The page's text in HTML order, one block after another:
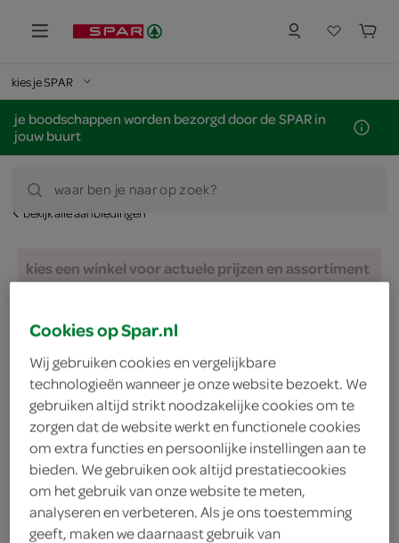
kies je SPAR
je boodschappen worden bezorgd door de SPAR in
jouw buurt
waar ben je naar op zoek?
bekijk alle aanbiedingen
kies een winkel voor actuele prijzen en assortiment
2 stuks 50% korting
Cookies op Spar.nl
Wij gebruiken cookies en vergelijkbare
technologieën wanneer je onze website bezoekt. We
gebruiken altijd strikt noodzakelijke cookies om te
zorgen dat de website werkt en functionele cookies
om extra functies en persoonlijke instellingen aan te
bieden. We gebruiken ook altijd prestatiecookies
om het gebruik van onze website te meten,
analyseren en verbeteren. Als je ons toestemming
geeft, maken we daarnaast gebruik van